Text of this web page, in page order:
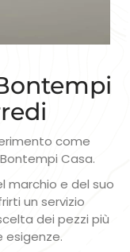
come
Casa.
marchio e del suo
un servizio
dei pezzi più